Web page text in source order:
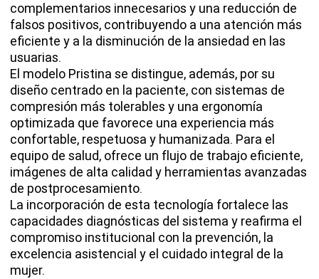
complementarios innecesarios y una reducción de
falsos positivos, contribuyendo a una atención más
eficiente y a la disminución de la ansiedad en las
usuarias.
El modelo Pristina se distingue, además, por su
diseño centrado en la paciente, con sistemas de
compresión más tolerables y una ergonomía
optimizada que favorece una experiencia más
confortable, respetuosa y humanizada. Para el
equipo de salud, ofrece un flujo de trabajo eficiente,
imágenes de alta calidad y herramientas avanzadas
de postprocesamiento.
La incorporación de esta tecnología fortalece las
capacidades diagnósticas del sistema y reafirma el
compromiso institucional con la prevención, la
excelencia asistencial y el cuidado integral de la
mujer.